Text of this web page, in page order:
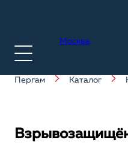
Москва
Пергам Каталог